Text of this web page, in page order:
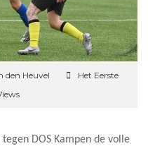
den Heuvel
Het Eerste
DOS Kampen de volle